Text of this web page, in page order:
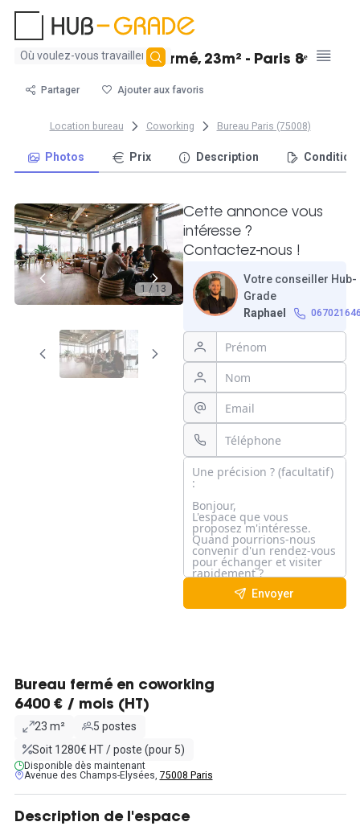
Aucun
trouvé
Vaste Bureau fermé, 23m² - Paris 8ᵉ
Partager Ajouter aux favoris
Location bureau Coworking Bureau Paris (75008)
Photos Prix Description
1 / 13
Cette annonce vous
intéresse ?
Contactez-nous !
Votre conseiller Hub-
Grade
Raphael
Envoyer
Bureau fermé en coworking
6400 € / mois (HT)
23 m²
5 postes
Soit 1280€ HT / poste (pour 5)
Disponible dès maintenant
Avenue des Champs-Elysées, 75008 Paris
Description de l'espace